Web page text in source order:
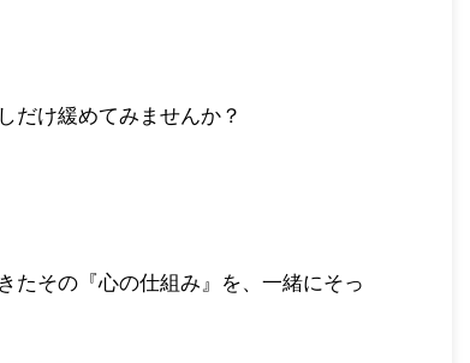
だけ緩めてみませんか？
たその『心の仕組み』を、一緒にそっ